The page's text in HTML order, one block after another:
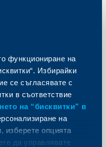
функциониране на
Избирайки
се съгласявате с
в съответствие
на “бисквитки” в
на
изберете опцията
да управлявате
победители в
ОББ и Visa